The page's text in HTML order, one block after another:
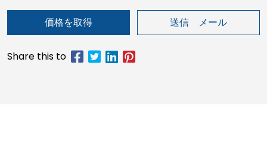
価格を取得 送信 メール